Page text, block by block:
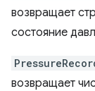
возвращает
состояние
возвращает